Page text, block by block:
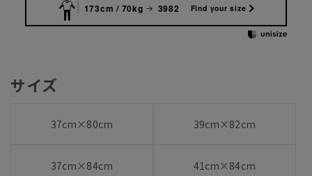
173cm / 70kg 3982 Find your size
サイズ
37cm×80cm 39cm×82cm
37cm×84cm 41cm×84cm